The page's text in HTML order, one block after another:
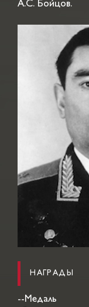
А.С. Бойцов.
НАГРАДЫ
--Медаль